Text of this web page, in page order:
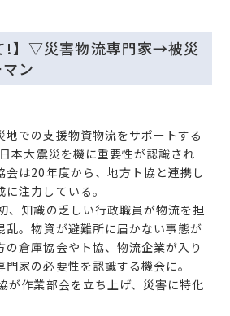
!】▽災害物流専門家→被災
ン
での支援物資物流をサポートする
本大震災を機に重要性が認識され
会は20年度から、地方ト協と連携し
注力している。
知識の乏しい行政職員が物流を担
乱。物資が避難所に届かない事態が
倉庫協会やト協、物流企業が入り
家の必要性を認識する機会に。
作業部会を立ち上げ、災害に特化